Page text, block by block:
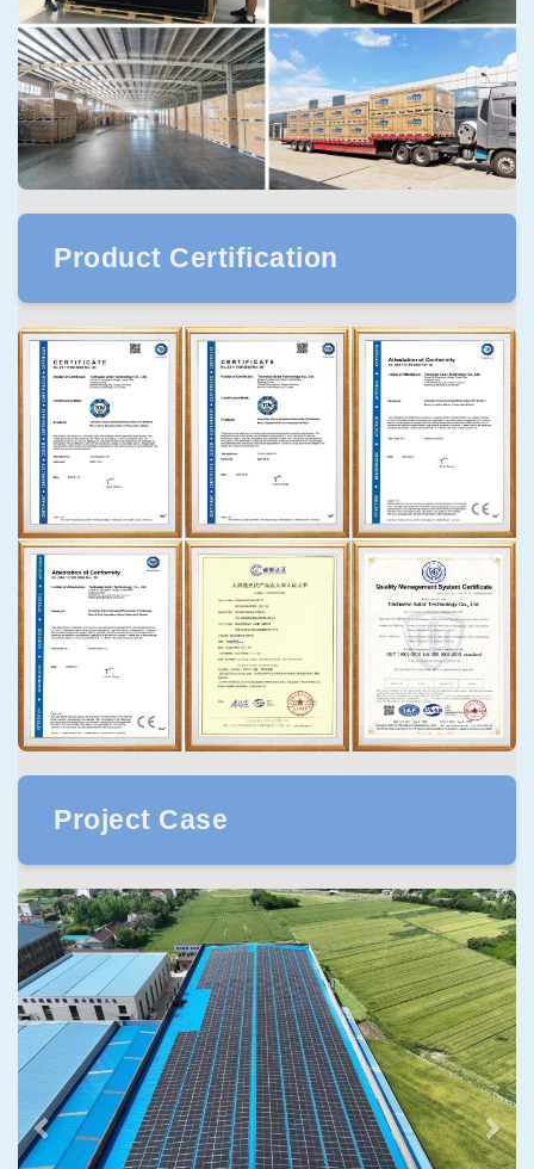
Product Certification
Project Case